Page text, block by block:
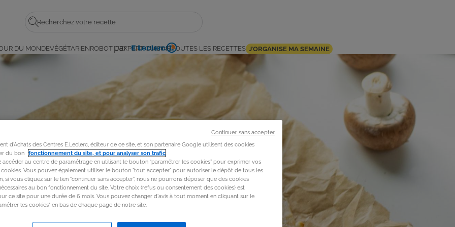
Rechercher
par
E.
Leclerc
DU MONDEVÉGÉTARIENROBOT L'EXPERT CUISINETOUTES LES RECETTES J’ORGANISE MA SEMAINE
d'Achats des Centres E.Leclerc, éditeur de ce site, et son partenaire Google utilisent des cookies
du bon fonctionnement du site, et pour analyser son trafic.
accéder au centre de paramétrage en utilisant le bouton “paramétrer les cookies” pour exprimer vos
cookies. Vous pouvez également utiliser le bouton "tout accepter" pour autoriser le dépôt de tous les
si vous cliquez sur le lien "continuer sans accepter", nous ne pourrons déposer que des cookies
au bon fonctionnement du site. Votre choix (refus ou consentement des cookies) est
ce site pour une durée de 6 mois. Vous pouvez changer d'avis à tout moment en cliquant sur le
les cookies" en bas de chaque page de notre site.
Continuer sans accepter